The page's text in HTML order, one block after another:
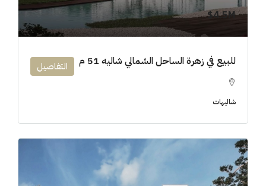
4.5M$
للبيع في زهرة الساحل الشمالي شاليه 51 م
شاليهات
التفاصيل